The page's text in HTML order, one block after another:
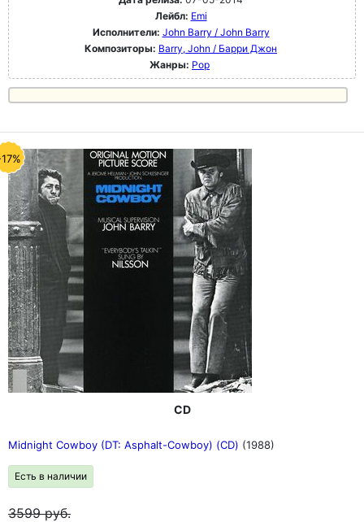
Лейбл: Emi
Исполнители: John Barry / John Barry
Композиторы: Barry, John / Барри Джон
Жанры: Pop
CD
Midnight Cowboy (DT: Asphalt-Cowboy) (CD) (1988)
Есть в наличии
3599руб.